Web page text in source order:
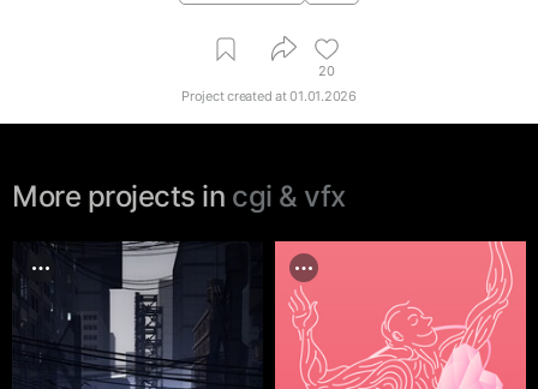
20
Project created at01.01.2026
More projects in cgi & vfx